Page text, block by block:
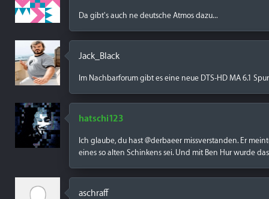
Da gibt's auch ne deutsche Atmos dazu...
Jack_Black
Im Nachbarforum gibt es eine neue DTS-HD MA 6.1
hatschi123
Ich glaube, du hast @derbaeer missverstanden. Er
eines so alten Schinkens sei. Und mit Ben Hur wurde
aschraff